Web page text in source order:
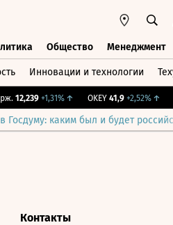
Общество Менеджмент
Инновации и технологии
12,239 +1,31%↑ OKEY 41,9 +2,52%↑
Госдуму: каким был и будет
Контакты